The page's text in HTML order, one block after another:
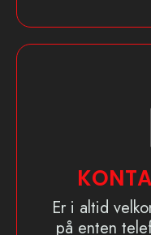
Er i altid
på enten